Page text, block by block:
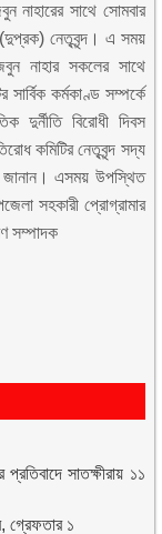
নাহারের সাথে সোমবার
(দুপ্রক) নেতৃবৃন্দ। এ সময়
নাহার সকলের সাথে
কর্মকাণ্ড সম্পর্কে
দুর্নীতি বিরোধী দিবস
কমিটির নেতৃবৃন্দ সদ্য
জানান। এসময় উপস্থিত
সহকারী প্রোগ্রামার
সম্পাদক
সাতক্ষীরায় ১১
গ্রেফতার ১